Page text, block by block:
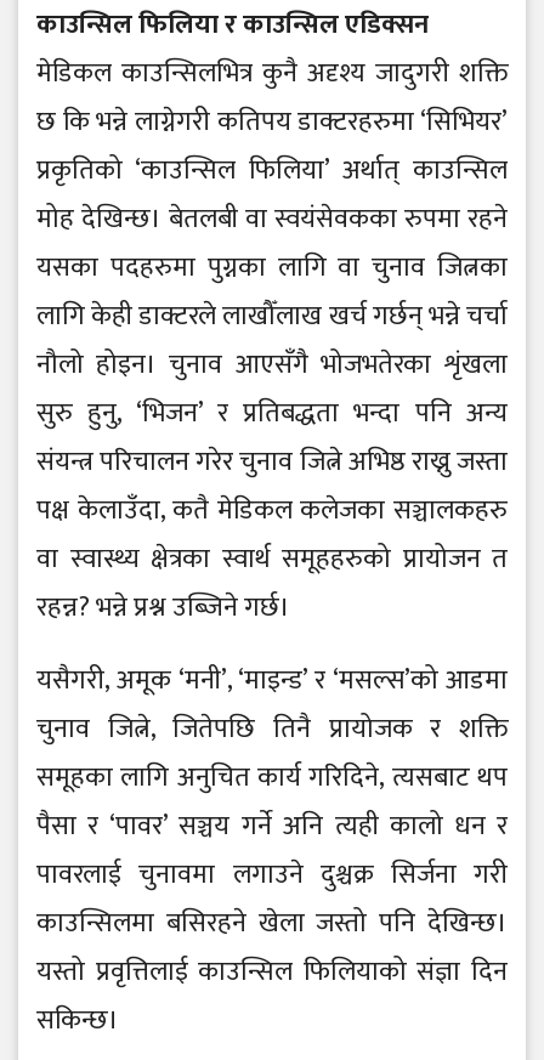
काउन्सिल फिलिया र काउन्सिल एडिक्सन
मेडिकल काउन्सिलभित्र कुनै अदृश्य जादुगरी शक्ति
छ कि भन्ने लाग्नेगरी कतिपय डाक्टरहरुमा ‘सिभियर’
प्रकृतिको ‘काउन्सिल फिलिया’ अर्थात् काउन्सिल
मोह देखिन्छ। बेतलबी वा स्वयंसेवकका रुपमा रहने
यसका पदहरुमा पुग्नका लागि वा चुनाव जित्नका
लागि केही डाक्टरले लाखौँलाख खर्च गर्छन् भन्ने चर्चा
नौलो होइन। चुनाव आएसँगै भोजभतेरका शृंखला
सुरु हुनु, ‘भिजन’ र प्रतिबद्धता भन्दा पनि अन्य
संयन्त्र परिचालन गरेर चुनाव जित्ने अभिष्ठ राख्नु जस्ता
पक्ष केलाउँदा, कतै मेडिकल कलेजका सञ्चालकहरु
वा स्वास्थ्य क्षेत्रका स्वार्थ समूहहरुको प्रायोजन त
रहन्न? भन्ने प्रश्न उब्जिने गर्छ।
यसैगरी, अमूक ‘मनी’, ‘माइन्ड’ र ‘मसल्स’को आडमा
चुनाव जित्ने, जितेपछि तिनै प्रायोजक र शक्ति
समूहका लागि अनुचित कार्य गरिदिने, त्यसबाट थप
पैसा र ‘पावर’ सञ्चय गर्ने अनि त्यही कालो धन र
पावरलाई चुनावमा लगाउने दुश्चक्र सिर्जना गरी
काउन्सिलमा बसिरहने खेला जस्तो पनि देखिन्छ।
यस्तो प्रवृत्तिलाई काउन्सिल फिलियाको संज्ञा दिन
सकिन्छ।